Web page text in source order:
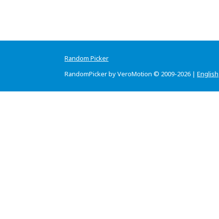
Random Picker
RandomPicker by VeroMotion © 2009-2026 | English